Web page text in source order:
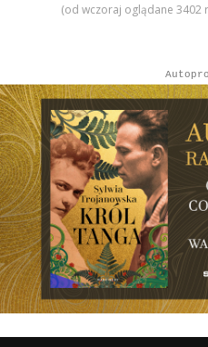
(od wczoraj oglądane 3402